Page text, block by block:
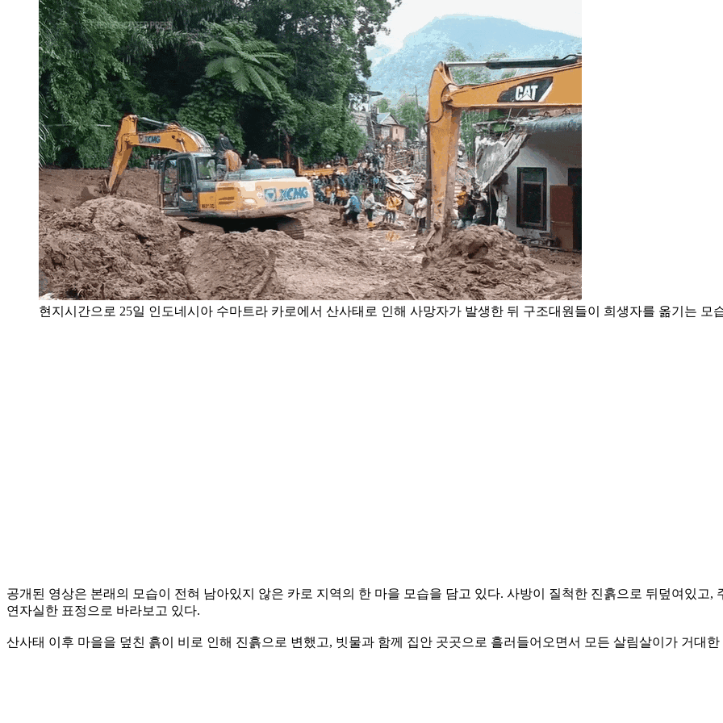
현지시간으로 25일 인도네시아 수마트라 카로에서 산사태로 인해 사망자가 발생한 뒤 구조대원들이 희생자를 옮기는 모
공개된 영상은 본래의 모습이 전혀 남아있지 않은 카로 지역의 한 마을 모습을 담고 있다. 사방이 질척한 진흙으로 뒤덮여있고
연자실한 표정으로 바라보고 있다.
산사태 이후 마을을 덮친 흙이 비로 인해 진흙으로 변했고, 빗물과 함께 집안 곳곳으로 흘러들어오면서 모든 살림살이가 거대